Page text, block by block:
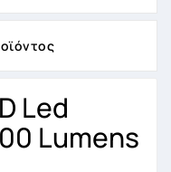
Led
Lumens